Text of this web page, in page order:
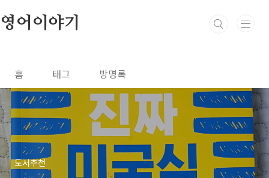
영어이야기
홈 태그 방명록
도서추천